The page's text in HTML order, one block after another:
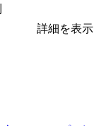
詳細を表示